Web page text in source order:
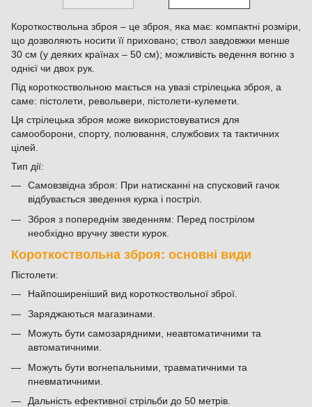
Короткоствольна зброя – це зброя, яка має: компактні розміри,
що дозволяють носити її приховано; ствол завдовжки менше
30 см (у деяких країнах – 50 см); можливість ведення вогню з
однієї чи двох рук.
Під короткоствольною мається на увазі стрілецька зброя, а
саме: пістолети, револьвери, пістолети-кулемети.
Ця стрілецька зброя може використовуватися для
самооборони, спорту, полювання, службових та тактичних
цілей.
Тип дії:
Самовзвідна зброя: При натисканні на спусковий гачок
відбувається зведення курка і постріл.
Зброя з попереднім зведенням: Перед пострілом
необхідно вручну звести курок.
Короткоствольна зброя: основні види
Пістолети:
Найпоширеніший вид короткоствольної зброї.
Заряджаються магазинами.
Можуть бути самозарядними, неавтоматичними та
автоматичними.
Можуть бути вогнепальними, травматичними та
пневматичними.
Дальність ефективної стрільби до 50 метрів.